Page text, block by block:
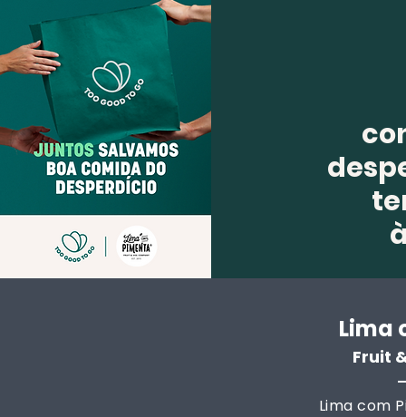
Lima
Fruit
Lima com